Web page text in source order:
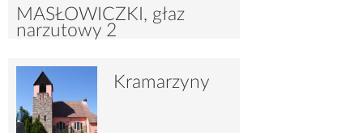
MASŁOWICZKI, głaz
narzutowy 2
7477 Kramarzyny